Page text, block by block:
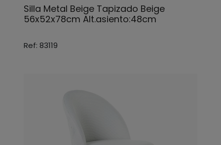
Silla Metal Beige Tapizado Beige
56x52x78cm Alt.asiento:48cm
Ref: 83119